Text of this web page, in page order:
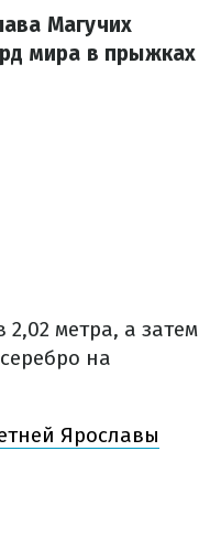
Магучих
мира в прыжках
метра, а затем
на
Ярославы